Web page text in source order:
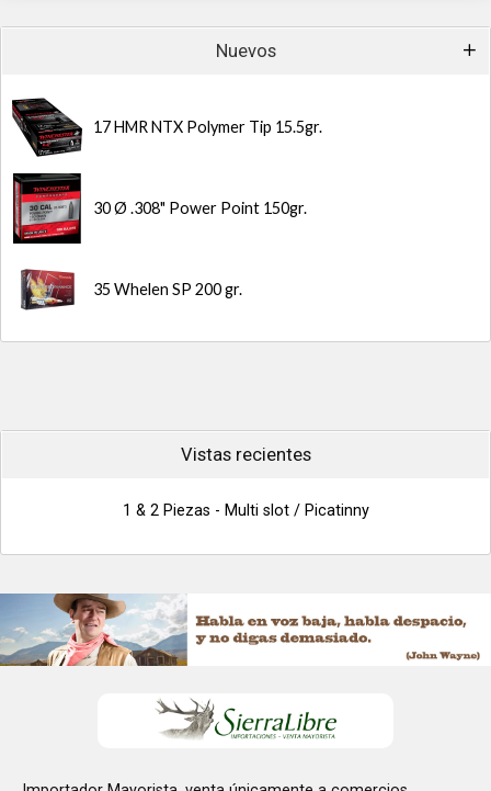
Nuevos
17 HMR NTX Polymer Tip 15.5gr.
30 Ø .308" Power Point 150gr.
35 Whelen SP 200 gr.
Vistas recientes
1 & 2 Piezas - Multi slot / Picatinny